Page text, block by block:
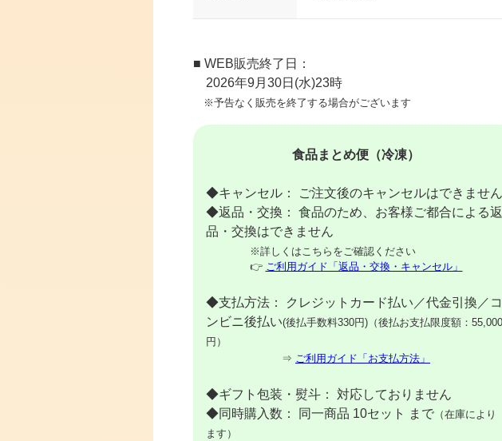
■ WEB販売終了日：
2026年9月30日(水)23時
※予告なく販売を終了する場合がございます
食品まとめ便（冷凍）
◆キャンセル： ご注文後のキャンセルはできません
◆返品・交換： 食品のため、お客様ご都合による返
品・交換はできません
※詳しくはこちらをご確認ください
👉 ご利用ガイド「返品・交換・キャンセル」
◆支払方法： クレジットカード払い／代金引換／コ
ンビニ後払い(後払手数料330円)（後払お支払限度額：55,000
円）
⇒ ご利用ガイド「お支払方法」
◆ギフト包装・熨斗： 対応しておりません
◆同時購入数： 同一商品 10セット まで （在庫により
ます）